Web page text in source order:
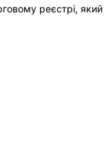
реєстрі,